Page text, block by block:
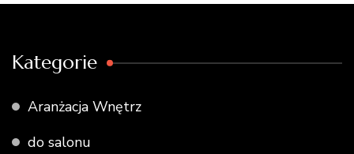
Kategorie
Aranżacja Wnętrz
do salonu